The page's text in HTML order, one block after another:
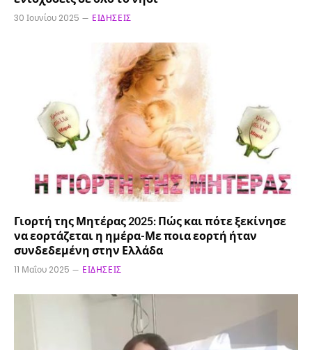
30 Ιουνίου 2025 ΕΙΔΉΣΕΙΣ
Γιορτή της Μητέρας 2025: Πώς και πότε ξεκίνησε
να εορτάζεται η ημέρα-Με ποια εορτή ήταν
συνδεδεμένη στην Ελλάδα
11 Μαΐου 2025 ΕΙΔΉΣΕΙΣ